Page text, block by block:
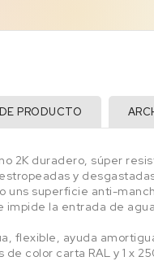
PRODUCTO
2K duradero, súper
y
uns superficie anti-
impide la entrada de
flexible, ayuda
de color carta RAL y 1 x